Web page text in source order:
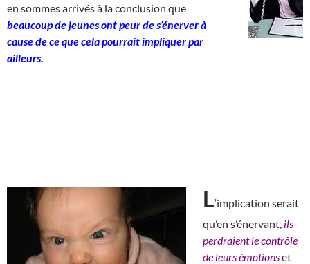
en sommes arrivés à la conclusion que
beaucoup de jeunes ont peur de s’énerver à
cause de ce que cela pourrait impliquer par
ailleurs.
L‘implication serait
qu’en s’énervant, ils
perdraient le contrôle
de leurs émotionset